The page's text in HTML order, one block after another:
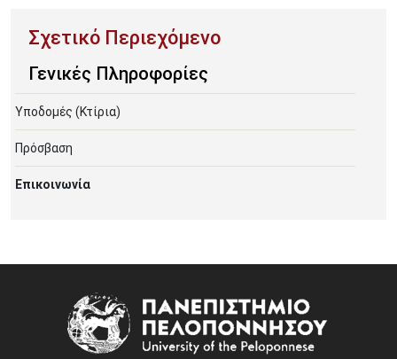
Γενικές Πληροφορίες
Υποδομές (Κτίρια)
Πρόσβαση
Επικοινωνία